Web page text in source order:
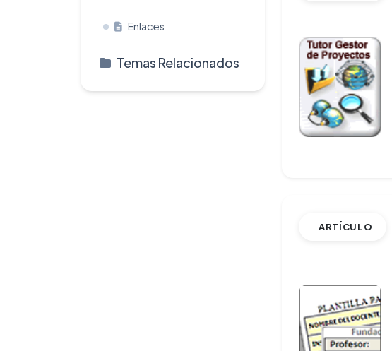
Enlaces
Temas Relacionados
ARTÍCULO